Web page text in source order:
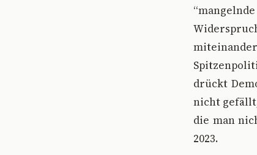
drückt
nicht
die man
2023.